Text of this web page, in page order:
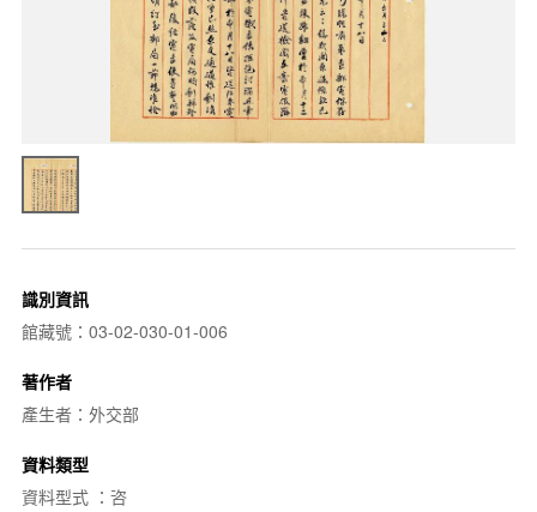
識別資訊
館藏號：03-02-030-01-006
著作者
產生者：外交部
資料類型
資料型式 ：咨